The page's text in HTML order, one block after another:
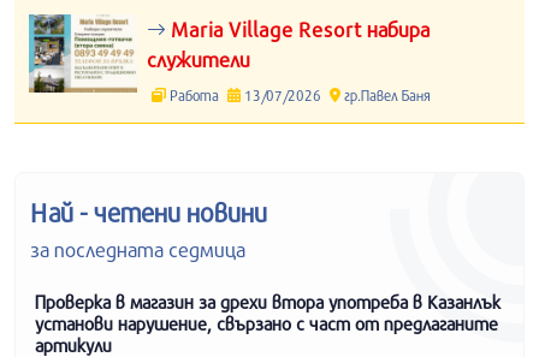
Maria Village Resort набира
служители
Работа 13/07/2026 гр.Павел Баня
Най - четени новини
за последната седмица
Проверка в магазин за дрехи втора употреба в Казанлък
установи нарушение, свързано с част от предлаганите
артикули